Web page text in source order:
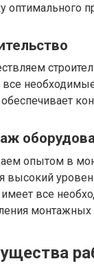
оптимального
опытом в
высокий
все
монтажных